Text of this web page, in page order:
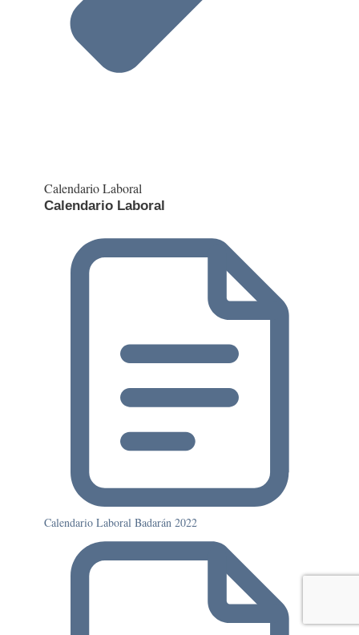
Calendario Laboral
Calendario Laboral
Calendario Laboral Badarán 2022